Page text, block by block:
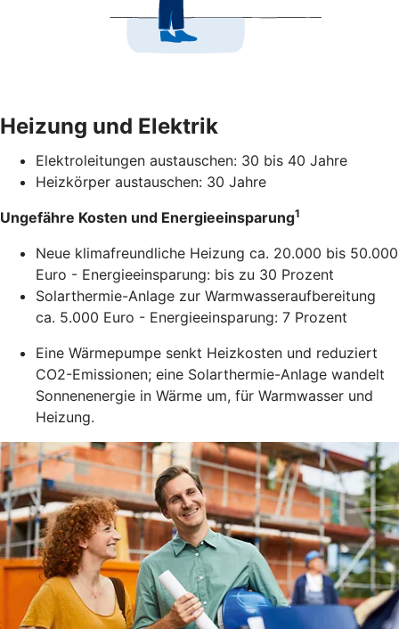
Heizung und Elektrik
Elektroleitungen austauschen: 30 bis 40 Jahre
Heizkörper austauschen: 30 Jahre
Ungefähre Kosten und Energieeinsparung1
Neue klimafreundliche Heizung ca. 20.000 bis 50.000
Euro - Energieeinsparung: bis zu 30 Prozent
Solarthermie-Anlage zur Warmwasseraufbereitung
ca. 5.000 Euro - Energieeinsparung: 7 Prozent
Eine Wärmepumpe senkt Heizkosten und reduziert
CO2-Emissionen; eine Solarthermie-Anlage wandelt
Sonnenenergie in Wärme um, für Warmwasser und
Heizung.